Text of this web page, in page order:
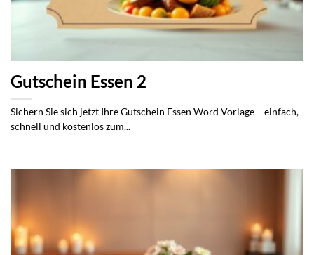
Gutschein Essen 2
Sichern Sie sich jetzt Ihre Gutschein Essen Word Vorlage – einfach,
schnell und kostenlos zum...